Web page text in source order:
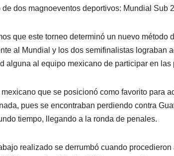
dos magnoeventos deportivos: Mundial Sub
que este torneo determinó un nuevo
al Mundial y los dos semifinalistas lograban
alguna al equipo mexicano de participar en las
que se posicionó como favorito para
pues se encontraban perdiendo contra
tiempo, llegando a la ronda de penales.
realizado se derrumbó cuando